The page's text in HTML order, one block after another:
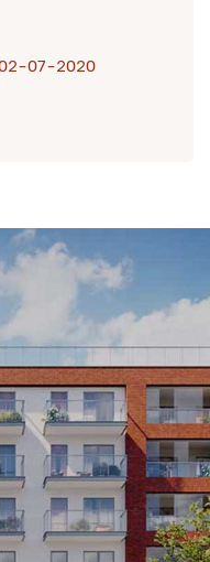
07-2020